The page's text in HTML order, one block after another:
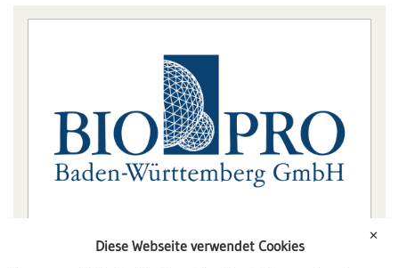
✕
Diese Webseite verwendet Cookies